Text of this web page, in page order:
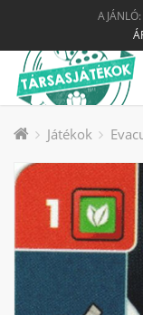
AJÁNLÓ:
Játékok